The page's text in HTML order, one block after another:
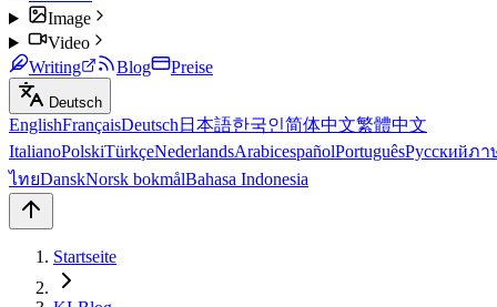
Image
Video
Writing
Blog Preise
Deutsch
EnglishFrançaisDeutsch 日本語한국인简体中文繁體中文
ItalianoPolskiTürkçeNederlandsArabicespañolPortuguêsРусскийภา
ไทยDanskNorsk bokmålBahasa Indonesia
Startseite